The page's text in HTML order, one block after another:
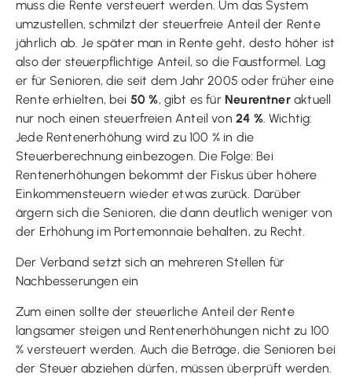
muss die Rente versteuert werden. Um das System
umzustellen, schmilzt der steuerfreie Anteil der Rente
jährlich ab. Je später man in Rente geht, desto höher ist
also der steuerpflichtige Anteil, so die Faustformel. Lag
er für Senioren, die seit dem Jahr 2005 oder früher eine
Rente erhielten, bei 50 %, gibt es für Neurentneraktuell
nur noch einen steuerfreien Anteil von24 %. Wichtig:
Jede Rentenerhöhung wird zu 100 % in die
Steuerberechnung einbezogen. Die Folge: Bei
Rentenerhöhungen bekommt der Fiskus über höhere
Einkommensteuern wieder etwas zurück. Darüber
ärgern sich die Senioren, die dann deutlich weniger von
der Erhöhung im Portemonnaie behalten, zu Recht.
Der Verband setzt sich an mehreren Stellen für
Nachbesserungen ein
Zum einen sollte der steuerliche Anteil der Rente
langsamer steigen und Rentenerhöhungen nicht zu 100
% versteuert werden. Auch die Beträge, die Senioren bei
der Steuer abziehen dürfen, müssen überprüft werden.